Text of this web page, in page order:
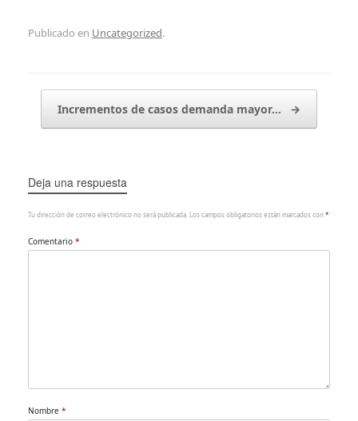
Publicado en Uncategorized.
Navegador de artículos
Incrementos de casos demanda mayor… →
Deja una respuesta
Tu dirección de correo electrónico no será publicada. Los campos obligatorios están marcados con*
Comentario *
Nombre *